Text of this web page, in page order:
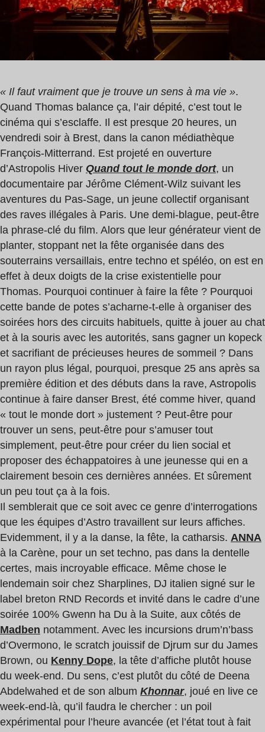
« Il faut vraiment que je trouve un sens à ma vie ».
Quand Thomas balance ça, l’air dépité, c’est tout le
cinéma qui s’esclaffe. Il est presque 20 heures, un
vendredi soir à Brest, dans la canon médiathèque
François-Mitterrand. Est projeté en ouverture
d’Astropolis Hiver Quand tout le monde dort, un
documentaire par Jérôme Clément-Wilz suivant les
aventures du Pas-Sage, un jeune collectif organisant
des raves illégales à Paris. Une demi-blague, peut-être
la phrase-clé du film. Alors que leur générateur vient de
planter, stoppant net la fête organisée dans des
souterrains versaillais, entre techno et spéléo, on est en
effet à deux doigts de la crise existentielle pour
Thomas. Pourquoi continuer à faire la fête ? Pourquoi
cette bande de potes s’acharne-t-elle à organiser des
soirées hors des circuits habituels, quitte à jouer au chat
et à la souris avec les autorités, sans gagner un kopeck
et sacrifiant de précieuses heures de sommeil ? Dans
un rayon plus légal, pourquoi, presque 25 ans après sa
première édition et des débuts dans la rave, Astropolis
continue à faire danser Brest, été comme hiver, quand
« tout le monde dort » justement ? Peut-être pour
trouver un sens, peut-être pour s’amuser tout
simplement, peut-être pour créer du lien social et
proposer des échappatoires à une jeunesse qui en a
clairement besoin ces dernières années. Et sûrement
un peu tout ça à la fois.
Il semblerait que ce soit avec ce genre d’interrogations
que les équipes d’Astro travaillent sur leurs affiches.
Evidemment, il y a la danse, la fête, la catharsis. ANNA
à la Carène, pour un set techno, pas dans la dentelle
certes, mais incroyable efficace. Même chose le
lendemain soir chez Sharplines, DJ italien signé sur le
label breton RND Records et invité dans le cadre d’une
soirée 100% Gwenn ha Du à la Suite, aux côtés de
Madben notamment. Avec les incursions drum’n’bass
d’Overmono, le scratch jouissif de Djrum sur du James
Brown, ou Kenny Dope, la tête d’affiche plutôt house
du week-end. Du sens, c’est plutôt du côté de Deena
Abdelwahed et de son album Khonnar, joué en live ce
week-end-là, qu’il faudra le chercher : un poil
expérimental pour l’heure avancée (et l’état tout à fait